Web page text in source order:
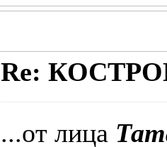
Re:
...от лица